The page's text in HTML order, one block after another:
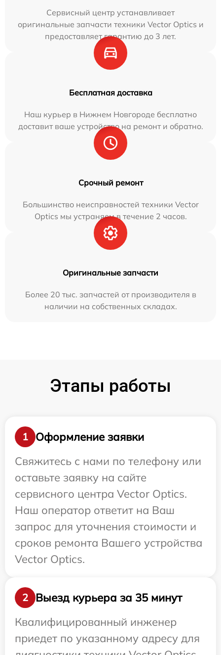
Сервисный центр устанавливает
оригинальные запчасти техники Vector Optics и
предоставляет гарантию до 3 лет.
Бесплатная доставка
Наш курьер в Нижнем Новгороде бесплатно
доставит ваше устройство на ремонт и обратно.
Срочный ремонт
Большинство неисправностей техники Vector
Optics мы устраняем в течение 2 часов.
Оригинальные запчасти
Более 20 тыс. запчастей от производителя в
наличии на собственных складах.
Этапы работы
1
Оформление заявки
Свяжитесь с нами по телефону или
оставьте заявку на сайте
сервисного центра Vector Optics.
Наш оператор ответит на Ваш
запрос для уточнения стоимости и
сроков ремонта Вашего устройства
Vector Optics.
2
Выезд курьера за 35 минут
Квалифицированный инженер
приедет по указанному адресу для